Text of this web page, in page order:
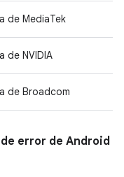
de MediaTek
de NVIDIA
de Broadcom
error de Android